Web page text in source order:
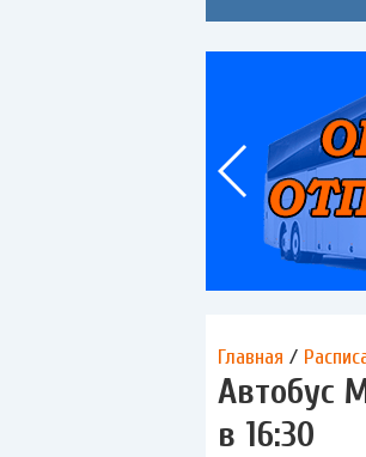
Главная /
Автобус
в 16:30